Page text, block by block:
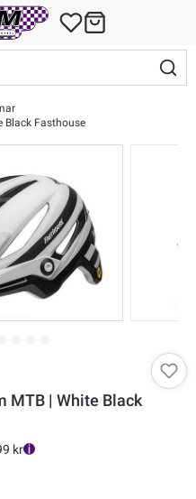
Black Fasthouse
MTB | White Black
kr